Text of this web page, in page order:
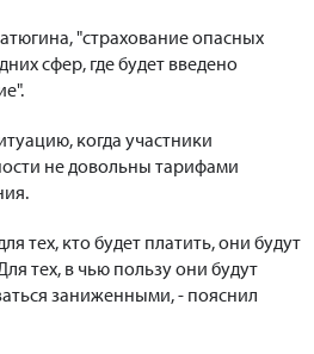
"страхование опасных
сфер, где будет введено
когда участники
не довольны тарифами
тех, кто будет платить, они будут
тех, в чью пользу они будут
заниженными, - пояснил